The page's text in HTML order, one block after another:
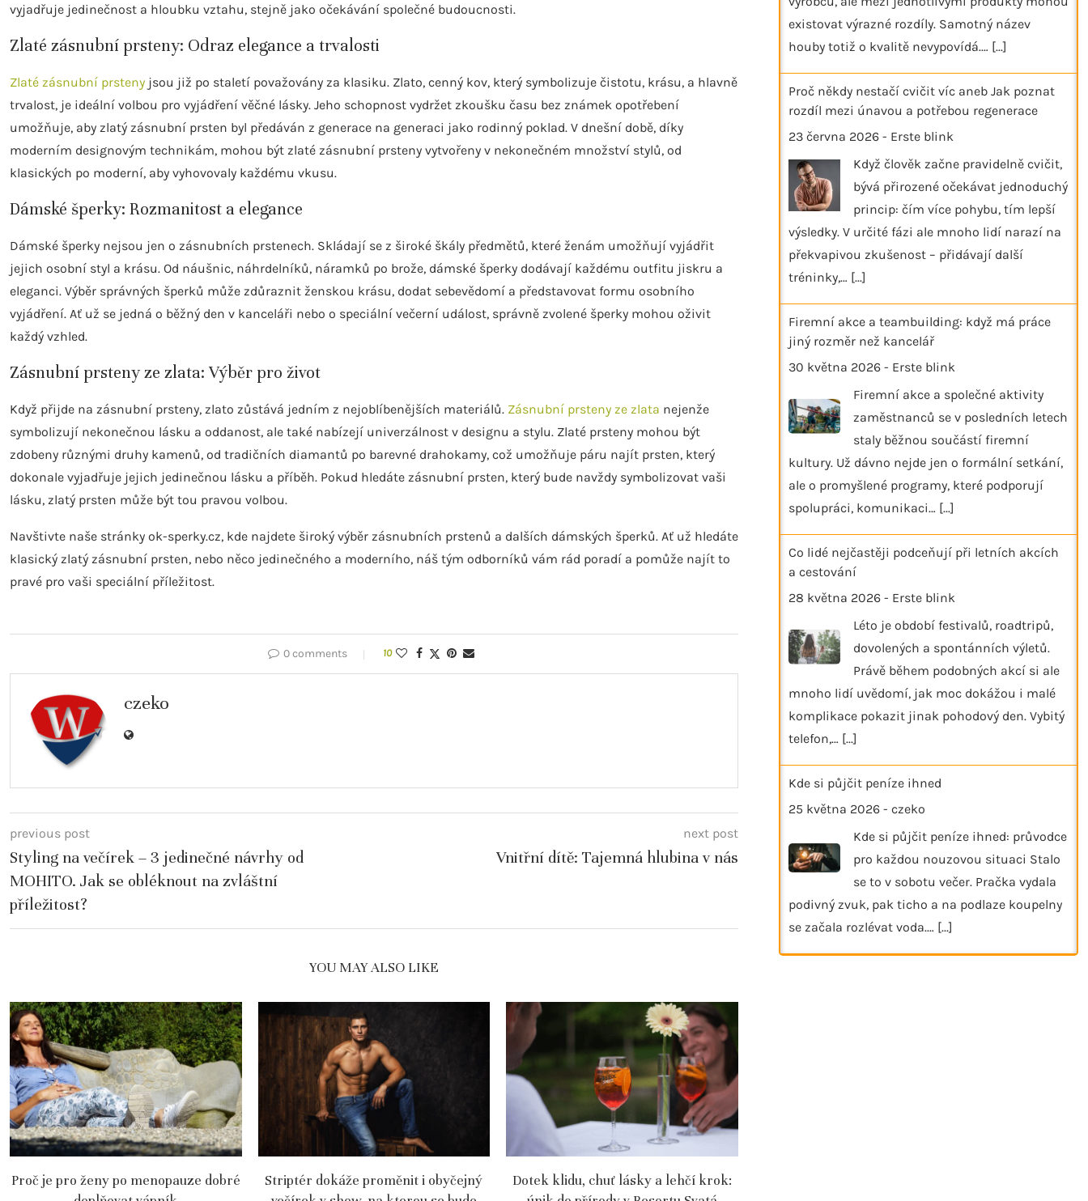
vyjadřuje jedinečnost a hloubku vztahu, stejně jako očekávání společné budoucnosti.
Zlaté zásnubní prsteny: Odraz elegance a trvalosti
Zlaté zásnubní prsteny jsou již po staletí považovány za klasiku. Zlato, cenný kov, který symbolizuje čistotu, krásu, a hlavně
trvalost, je ideální volbou pro vyjádření věčné lásky. Jeho schopnost vydržet zkoušku času bez známek opotřebení
umožňuje, aby zlatý zásnubní prsten byl předáván z generace na generaci jako rodinný poklad. V dnešní době, díky
moderním designovým technikám, mohou být zlaté zásnubní prsteny vytvořeny v nekonečném množství stylů, od
klasických po moderní, aby vyhovovaly každému vkusu.
Dámské šperky: Rozmanitost a elegance
Dámské šperky nejsou jen o zásnubních prstenech. Skládají se z široké škály předmětů, které ženám umožňují vyjádřit
jejich osobní styl a krásu. Od náušnic, náhrdelníků, náramků po brože, dámské šperky dodávají každému outfitu jiskru a
eleganci. Výběr správných šperků může zdůraznit ženskou krásu, dodat sebevědomí a představovat formu osobního
vyjádření. Ať už se jedná o běžný den v kanceláři nebo o speciální večerní událost, správně zvolené šperky mohou oživit
každý vzhled.
Zásnubní prsteny ze zlata: Výběr pro život
Když přijde na zásnubní prsteny, zlato zůstává jedním z nejoblíbenějších materiálů. Zásnubní prsteny ze zlata nejenže
symbolizují nekonečnou lásku a oddanost, ale také nabízejí univerzálnost v designu a stylu. Zlaté prsteny mohou být
zdobeny různými druhy kamenů, od tradičních diamantů po barevné drahokamy, což umožňuje páru najít prsten, který
dokonale vyjadřuje jejich jedinečnou lásku a příběh. Pokud hledáte zásnubní prsten, který bude navždy symbolizovat vaši
lásku, zlatý prsten může být tou pravou volbou.
Navštivte naše stránky ok-sperky.cz, kde najdete široký výběr zásnubních prstenů a dalších dámských šperků. Ať už hledáte
klasický zlatý zásnubní prsten, nebo něco jedinečného a moderního, náš tým odborníků vám rád poradí a pomůže najít to
pravé pro vaši speciální příležitost.
0 comments 10
czeko
previous post
Styling na večírek – 3 jedinečné návrhy od
MOHITO. Jak se obléknout na zvláštní
příležitost?
next post
Vnitřní dítě: Tajemná hlubina v nás
YOU MAY ALSO LIKE
Proč je pro ženy po menopauze dobré
Striptér dokáže proměnit i obyčejný
Dotek klidu, chuť lásky a lehčí krok:
existovat výrazné rozdíly. Samotný název
houby totiž o kvalitě nevypovídá.… [...]
Proč někdy nestačí cvičit víc aneb Jak poznat
rozdíl mezi únavou a potřebou regenerace
23 června 2026 - Erste blink
Když člověk začne pravidelně cvičit,
bývá přirozené očekávat jednoduchý
princip: čím více pohybu, tím lepší
výsledky. V určité fázi ale mnoho lidí narazí na
překvapivou zkušenost – přidávají další
tréninky,… [...]
Firemní akce a teambuilding: když má práce
jiný rozměr než kancelář
30 května 2026 - Erste blink
Firemní akce a společné aktivity
zaměstnanců se v posledních letech
staly běžnou součástí firemní
kultury. Už dávno nejde jen o formální setkání,
ale o promyšlené programy, které podporují
spolupráci, komunikaci… [...]
Co lidé nejčastěji podceňují při letních akcích
a cestování
28 května 2026 - Erste blink
Léto je období festivalů, roadtripů,
dovolených a spontánních výletů.
Právě během podobných akcí si ale
mnoho lidí uvědomí, jak moc dokážou i malé
komplikace pokazit jinak pohodový den. Vybitý
telefon,… [...]
Kde si půjčit peníze ihned
25 května 2026 - czeko
Kde si půjčit peníze ihned: průvodce
pro každou nouzovou situaci Stalo
se to v sobotu večer. Pračka vydala
podivný zvuk, pak ticho a na podlaze koupelny
se začala rozlévat voda.… [...]